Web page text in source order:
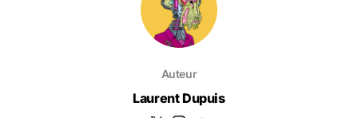
Auteur
Laurent Dupuis